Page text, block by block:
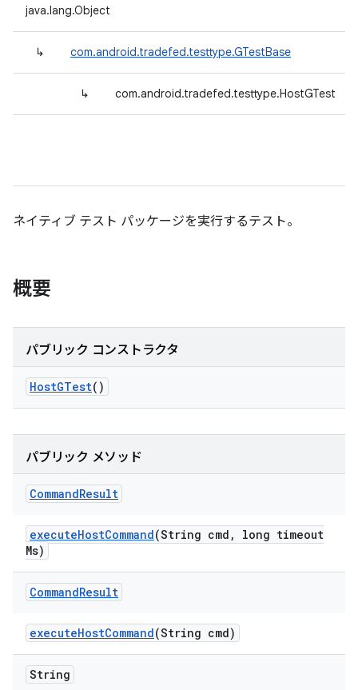
java.lang.Object
↳ com.android.tradefed.testtype.GTestBase
↳ com.android.tradefed.testtype.HostGTest
ネイティブ テスト パッケージを実行するテスト。
概要
パブリック コンストラクタ
HostGTest()
パブリック メソッド
CommandResult
executeHostCommand(String cmd ,
long timeout
Ms)
CommandResult
executeHostCommand(String cmd)
String